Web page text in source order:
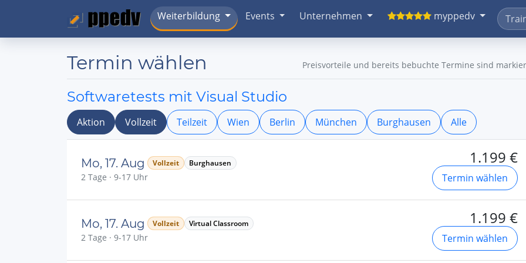
Weiterbildung Events Unternehmen myppedv
Termin wählen Preisvorteile und bereits bebuchte Termine sind
Softwaretests mit Visual Studio
Aktion Vollzeit Teilzeit Wien Berlin München Burghausen Alle
Mo, 17. Aug Vollzeit Burghausen
2 Tage · 9-17 Uhr
1.199 €
Termin wählen
Mo, 17. Aug Vollzeit Virtual Classroom
2 Tage · 9-17 Uhr
1.199 €
Termin wählen